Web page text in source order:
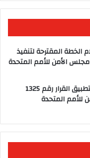
الخطة المقترحة لتنفيذ
خطة العمل الوطنيّة لتطبيق القرار رقم 1325
للأمم المتحدة